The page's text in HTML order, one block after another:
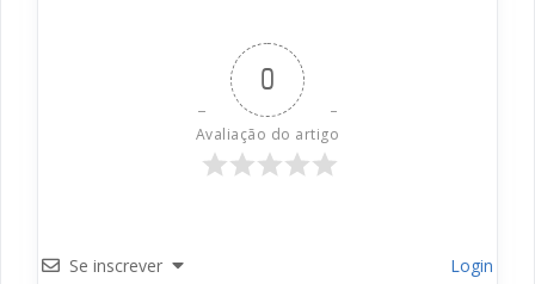
0
Avaliação do artigo
Se inscrever Login